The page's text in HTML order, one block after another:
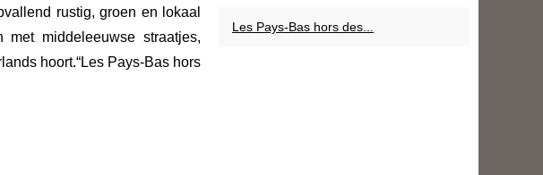
rustig, groen en lokaal
middeleeuwse straatjes,
hoort.“Les Pays-Bas hors
Les Pays-Bas hors des...